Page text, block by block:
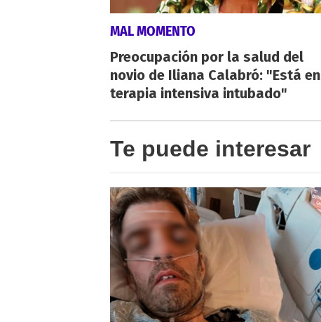
MAL MOMENTO
Preocupación por la salud del
novio de Iliana Calabró: "Está en
terapia intensiva intubado"
Te puede interesar